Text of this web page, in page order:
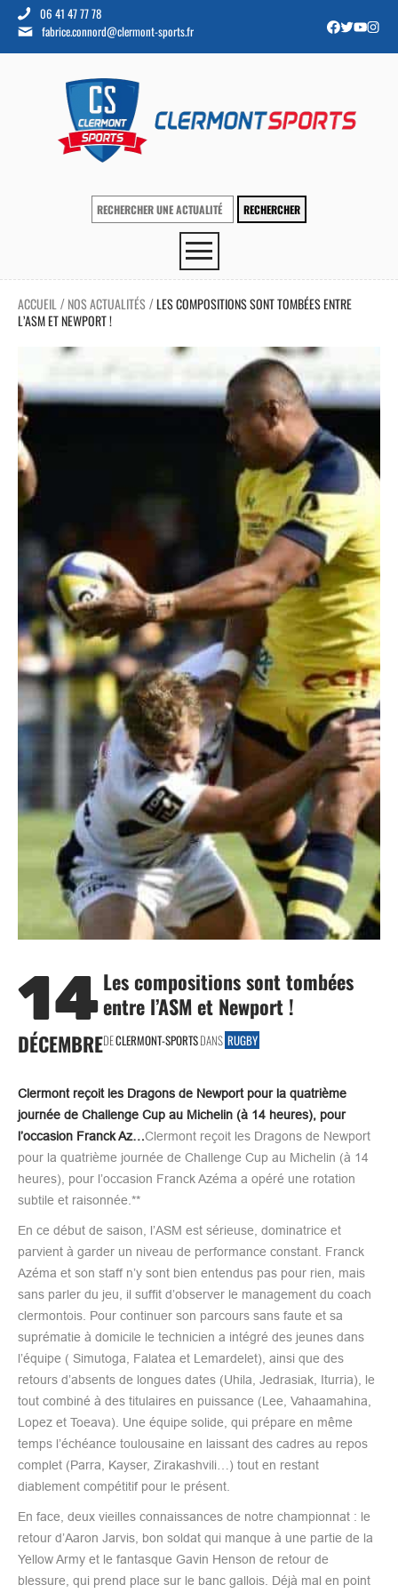
06 41 47 77 78
fabrice.connord@clermont-sports.fr
ACCUEIL / NOS ACTUALITÉS /LES COMPOSITIONS SONT TOMBÉES ENTRE
L’ASM ET NEWPORT !
14
DÉCEMBRE
Les compositions sont tombées
entre l’ASM et Newport !
DECLERMONT-SPORTSDANS RUGBY
Clermont reçoit les Dragons de Newport pour la quatrième
journée de Challenge Cup au Michelin (à 14 heures), pour
l’occasion Franck Az…Clermont reçoit les Dragons de Newport
pour la quatrième journée de Challenge Cup au Michelin (à 14
heures), pour l’occasion Franck Azéma a opéré une rotation
subtile et raisonnée.**
En ce début de saison, l’ASM est sérieuse, dominatrice et
parvient à garder un niveau de performance constant. Franck
Azéma et son staff n’y sont bien entendus pas pour rien, mais
sans parler du jeu, il suffit d’observer le management du coach
clermontois. Pour continuer son parcours sans faute et sa
suprématie à domicile le technicien a intégré des jeunes dans
l’équipe ( Simutoga, Falatea et Lemardelet), ainsi que des
retours d’absents de longues dates (Uhila, Jedrasiak, Iturria), le
tout combiné à des titulaires en puissance (Lee, Vahaamahina,
Lopez et Toeava). Une équipe solide, qui prépare en même
temps l’échéance toulousaine en laissant des cadres au repos
complet (Parra, Kayser, Zirakashvili…) tout en restant
diablement compétitif pour le présent.
En face, deux vieilles connaissances de notre championnat : le
retour d’Aaron Jarvis, bon soldat qui manque à une partie de la
Yellow Army et le fantasque Gavin Henson de retour de
blessure, qui prend place sur le banc gallois. Déjà mal en point